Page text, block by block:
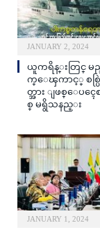
JANUARY 2, 2024
ယူကရိန္းတြင္ မ
က္ေၾကာင့္ စစ္ပ
တ္အား ျဖစ္ေပၚ
စ္ မရွိသနည္း
JANUARY 1, 2024